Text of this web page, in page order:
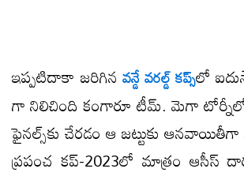
ఇప్పటిదాకా జరిగినవన్డే వరల్డ్ కప్స్​లో
గా నిలిచింది కంగారూ టీమ్. మెగా
ఫైనల్స్​కు చేరడం ఆ జట్టుకు
ప్రపంచ కప్-2023లో మాత్రం ఆసీస్